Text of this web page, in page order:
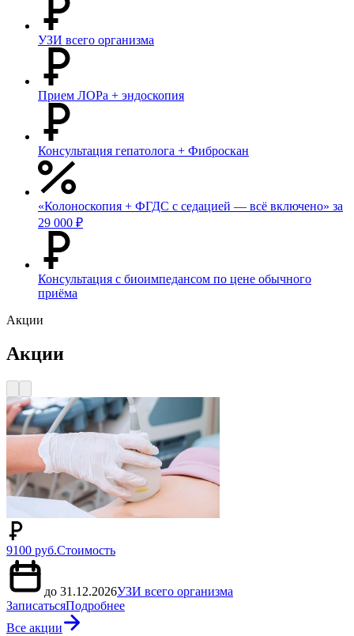
УЗИ всего организма
Прием ЛОРа + эндоскопия
Консультация гепатолога + Фиброскан
«Колоноскопия + ФГДС с седацией — всё включено» за
29 000 ₽
Консультация с биоимпедансом по цене обычного
приёма
Акции
Акции
9100 руб.Стоимость
до 31.12.2026УЗИ всего организма
ЗаписатьсяПодробнее
Все акции